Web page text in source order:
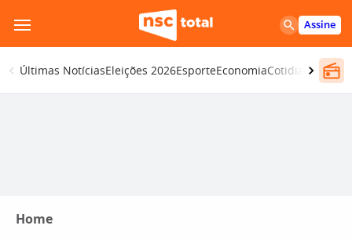
para
o
conteúdo
Assine
Últimas NotíciasEleições 2026EsporteEconomiaCotidiano
Home